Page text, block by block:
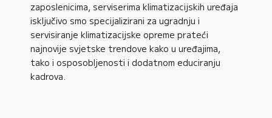
zaposlenicima, serviserima klimatizacijskih uređaja
isključivo smo specijalizirani za ugradnju i
servisiranje klimatizacijske opreme prateći
najnovije svjetske trendove kako u uređajima,
tako i osposobljenosti i dodatnom educiranju
kadrova.